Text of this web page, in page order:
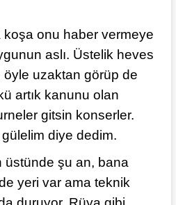
koşa onu haber vermeye
aslı. Üstelik heves
uzaktan görüp de
artık kanunu olan
gitsin konserler.
diye dedim.
üstünde şu an, bana
yeri var ama teknik